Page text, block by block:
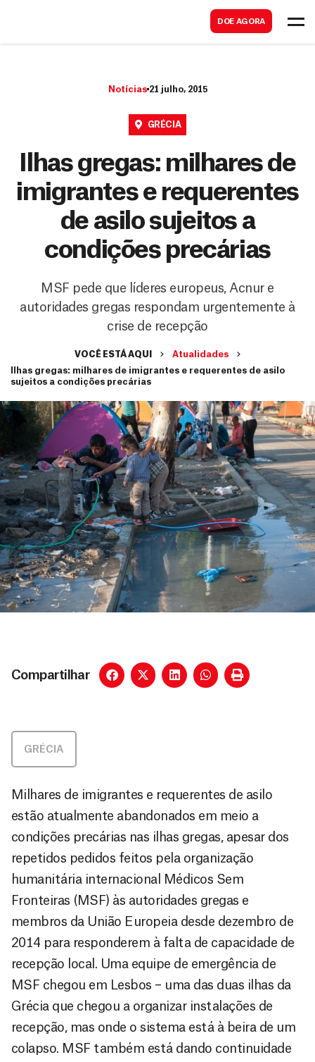
DOE AGORA
r
Notícias 21 julho, 2015
GRÉCIA
Ilhas gregas: milhares de
imigrantes e requerentes
de asilo sujeitos a
condições precárias
MSF pede que líderes europeus, Acnur e
autoridades gregas respondam urgentemente à
crise de recepção
VOCÊ ESTÁ AQUI
Atualidades
Ilhas gregas: milhares de imigrantes e requerentes de asilo
sujeitos a condições precárias
Compartilhar
GRÉCIA
Milhares de imigrantes e requerentes de asilo
estão atualmente abandonados em meio a
condições precárias nas ilhas gregas, apesar dos
repetidos pedidos feitos pela organização
humanitária internacional Médicos Sem
Fronteiras (MSF) às autoridades gregas e
membros da União Europeia desde dezembro de
2014 para responderem à falta de capacidade de
recepção local. Uma equipe de emergência de
MSF chegou em Lesbos – uma das duas ilhas da
Grécia que chegou a organizar instalações de
recepção, mas onde o sistema está à beira de um
colapso. MSF também está dando continuidade
a
r